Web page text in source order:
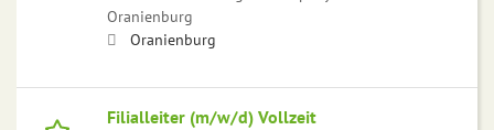
Oranienburg
Oranienburg
Filialleiter (m/w/d) Vollzeit